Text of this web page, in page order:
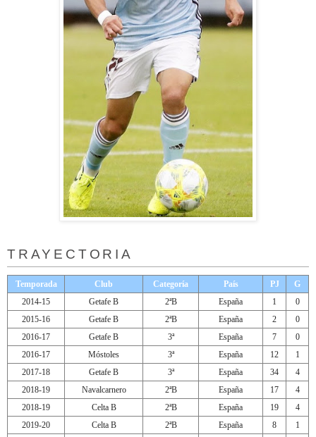
TRAYECTORIA
Temporada Club Categoría País PJ
G
2014-15
Getafe B 2ªB España 1
0
2015-16
Getafe B 2ªB España 2
0
2016-17
Getafe B 3ª España 7
0
2016-17
Móstoles 3ª España 12
1
2017-18
Getafe B 3ª España 34
4
2018-19
Navalcarnero 2ªB España 17
4
2018-19
Celta B 2ªB España 19
4
2019-20
Celta B 2ªB España 8
1